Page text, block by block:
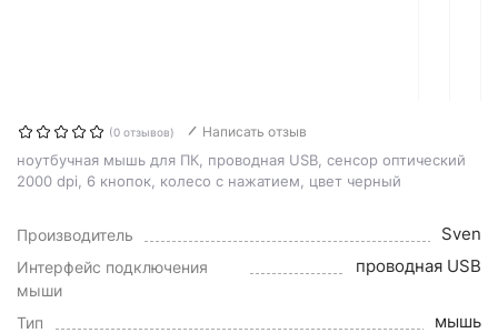
(0 отзывов) Написать отзыв
ноутбучная мышь для ПК, проводная USB, сенсор оптический
2000 dpi, 6 кнопок, колесо с нажатием, цвет черный
Производитель Sven
Интерфейс подключения
мыши
проводная USB
Тип мышь